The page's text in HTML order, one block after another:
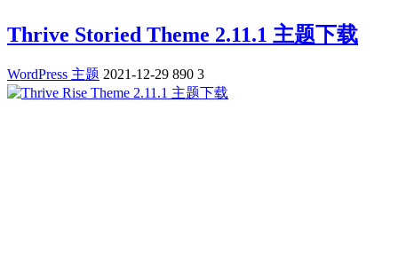
Thrive Storied Theme 2.11.1 主题下载
WordPress 主题 2021-12-29 890 3